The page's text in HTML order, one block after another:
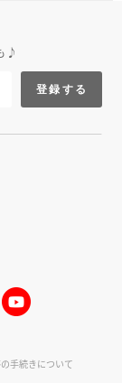
♪
登録する
手続きについて